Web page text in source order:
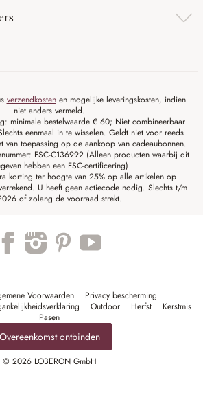
verzendkostenen mogelijke leveringskosten, indien
niet anders vermeld.
minimale bestelwaarde € 60; Niet combineerbaar
eenmaal in te wisselen. Geldt niet voor reeds
van toepassing op de aankoop van cadeaubonnen.
FSC-C136992 (Alleen producten waarbij dit
hebben een FSC-certificering)
korting ter hoogte van 25% op alle artikelen op
U heeft geen actiecode nodig. Slechts t/m
of zolang de voorraad strekt.
Voorwaarden
Privacy bescherming
Outdoor Herfst
Kerstmis
Pasen
Overeenkomst ontbinden
© 2026 LOBERON GmbH